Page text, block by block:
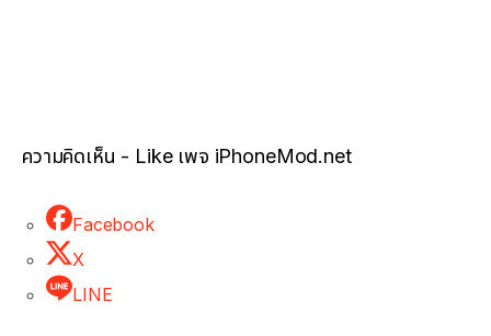
ความคิดเห็น - Like เพจ iPhoneMod.net
Facebook
X
LINE